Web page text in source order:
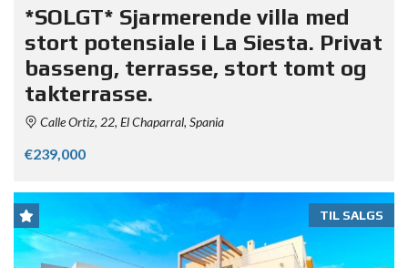
*SOLGT* Sjarmerende villa med
stort potensiale i La Siesta. Privat
basseng, terrasse, stort tomt og
takterrasse.
Calle Ortiz, 22, El Chaparral, Spania
€239,000
TIL SALGS